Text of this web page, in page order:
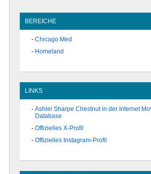
BEREICHE
Chicago Med
Homeland
LINKS
Ashlei Sharpe Chestnut in der Internet
Database
Offizielles X-Profil
Offizielles Instagram-Profil